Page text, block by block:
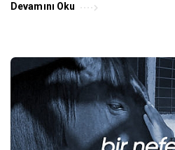
Devamını Oku